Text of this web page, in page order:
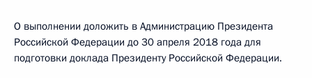
О выполнении доложить в Администрацию Президента
Российской Федерации до 30 апреля 2018 года для
подготовки доклада Президенту Российской Федерации.